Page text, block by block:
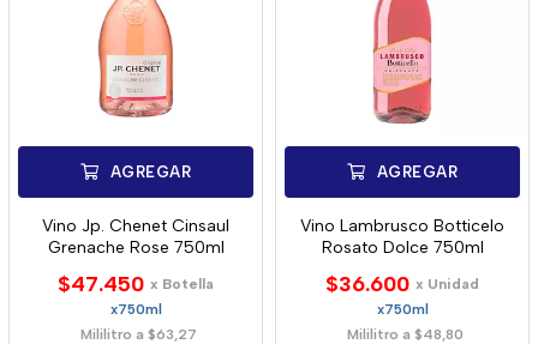
AGREGAR
Vino Jp. Chenet Cinsaul
Grenache Rose 750ml
$47.450 x Botella
x750ml
Mililitro a $63,27
AGREGAR
Vino Lambrusco Botticelo
Rosato Dolce 750ml
$36.600 x Unidad
x750ml
Mililitro a $48,80